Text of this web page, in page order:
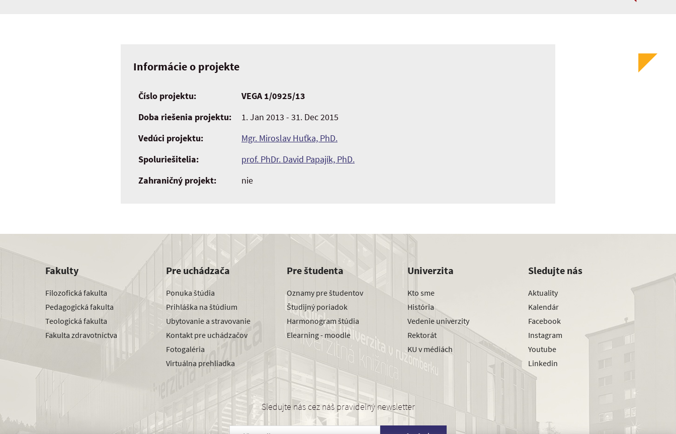
Informácie o projekte
Číslo projektu:
VEGA 1/0925/13
Doba riešenia projektu:
1. Jan 2013 - 31. Dec 2015
Vedúci projektu:
Mgr. Miroslav Huťka, PhD.
Spoluriešitelia:
prof. PhDr. David Papajík, PhD.
Zahraničný projekt:
nie
Fakulty
Filozofická fakulta
Pedagogická fakulta
Teologická fakulta
Fakulta zdravotníctva
Pre uchádzača
Ponuka štúdia
Prihláška na štúdium
Ubytovanie a stravovanie
Kontakt pre uchádzačov
Fotogaléria
Virtuálna prehliadka
Pre študenta
Oznamy pre študentov
Študijný poriadok
Harmonogram štúdia
Elearning - moodle
Univerzita
Kto sme
História
Vedenie univerzity
Rektorát
KU v médiách
Sledujte nás
Aktuality
Kalendár
Facebook
Instagram
Youtube
Linkedin
Sledujte nás cez náš pravidelný newsletter